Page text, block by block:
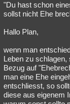
"Du hast schon
sollst nicht Ehe
Hallo Plan,
wenn man
Leben zu schlagen,
Bezug auf
man eine Ehe
entschliesst, so
diese aus eigenem